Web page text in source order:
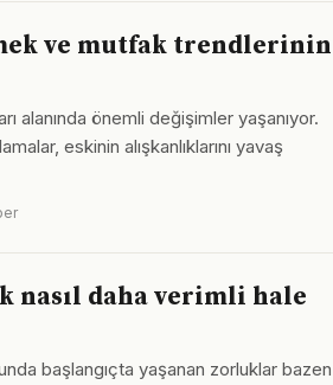
ve mutfak trendlerinin
alanında önemli değişimler yaşanıyor.
eskinin alışkanlıklarını yavaş
nasıl daha verimli hale
başlangıçta yaşanan zorluklar bazen